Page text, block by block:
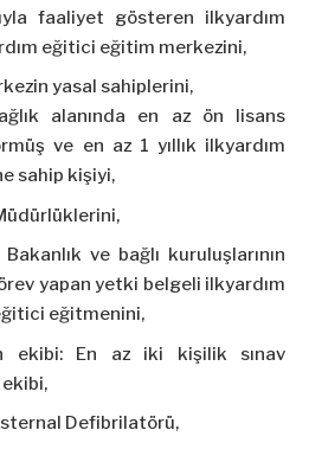
faaliyet gösteren ilkyardım
eğitici eğitim merkezini,
yasal sahiplerini,
alanında en az ön lisans
ve en az 1 yıllık ilkyardım
sahip kişiyi,
ve bağlı kuruluşlarının
yapan yetki belgeli ilkyardım
eğitmenini,
ekibi: En az iki kişilik sınav
Defibrilatörü,